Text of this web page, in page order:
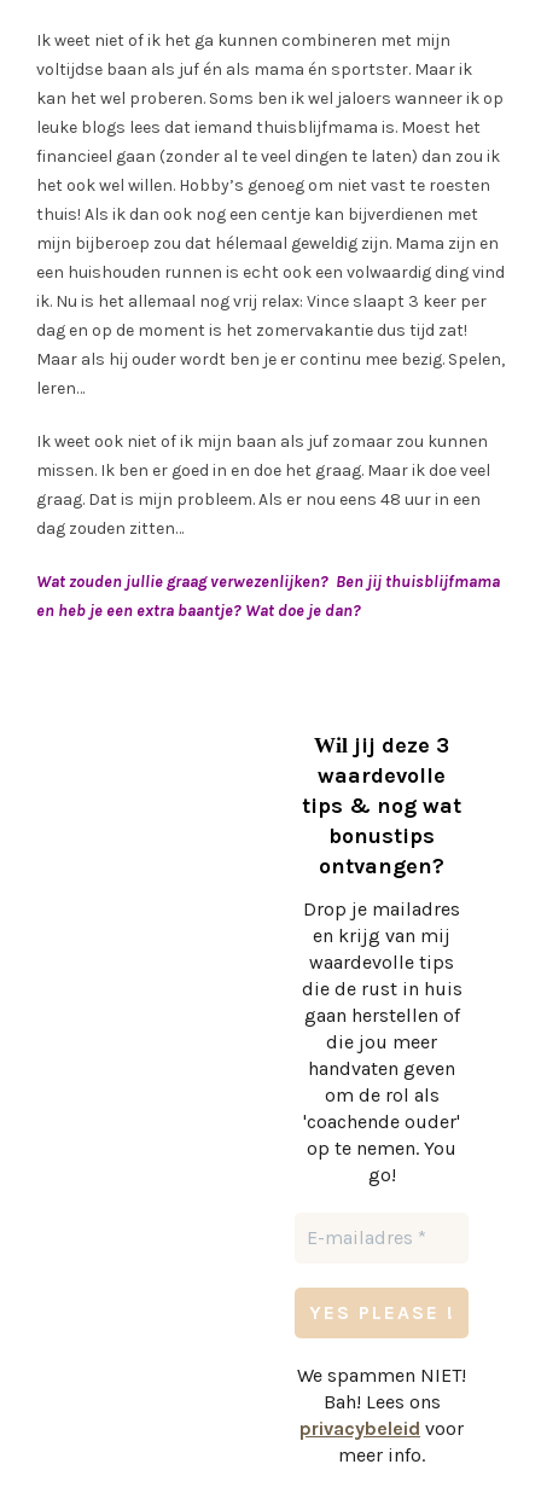
Ik weet niet of ik het ga kunnen combineren met mijn
voltijdse baan als juf én als mama én sportster. Maar ik
kan het wel proberen. Soms ben ik wel jaloers wanneer ik op
leuke blogs lees dat iemand thuisblijfmama is. Moest het
financieel gaan (zonder al te veel dingen te laten) dan zou ik
het ook wel willen. Hobby’s genoeg om niet vast te roesten
thuis! Als ik dan ook nog een centje kan bijverdienen met
mijn bijberoep zou dat hélemaal geweldig zijn. Mama zijn en
een huishouden runnen is echt ook een volwaardig ding vind
ik. Nu is het allemaal nog vrij relax: Vince slaapt 3 keer per
dag en op de moment is het zomervakantie dus tijd zat!
Maar als hij ouder wordt ben je er continu mee bezig. Spelen,
leren…
Ik weet ook niet of ik mijn baan als juf zomaar zou kunnen
missen. Ik ben er goed in en doe het graag. Maar ik doe veel
graag. Dat is mijn probleem. Als er nou eens 48 uur in een
dag zouden zitten…
Wat zouden jullie graag verwezenlijken? Ben jij thuisblijfmama
en heb je een extra baantje? Wat doe je dan?
Wil jij deze 3
waardevolle
tips & nog wat
bonustips
ontvangen?
Drop je mailadres
en krijg van mij
waardevolle tips
die de rust in huis
gaan herstellen of
die jou meer
handvaten geven
om de rol als
'coachende ouder'
op te nemen. You
go!
We spammen NIET!
Bah! Lees ons
privacybeleid voor
meer info.